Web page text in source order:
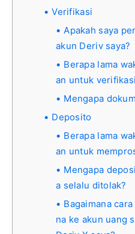
Verifikasi
Apakah saya
akun Deriv saya?
Berapa lama
an untuk
Mengapa
Deposito
Berapa lama
an untuk
Mengapa
a selalu ditolak?
Bagaimana
na ke akun uang